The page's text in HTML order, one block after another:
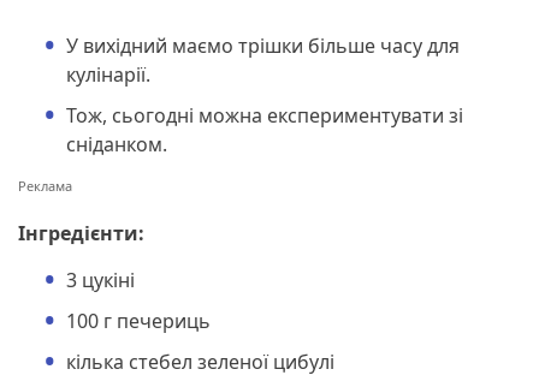
У вихідний маємо трішки більше часу для
кулінарії.
Тож, сьогодні можна експериментувати зі
сніданком.
Інгредієнти:
3 цукіні
100 г печериць
кілька стебел зеленої цибулі